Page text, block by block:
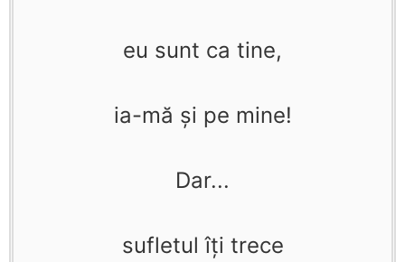
eu sunt ca tine,
ia-mă şi pe mine!
Dar...
sufletul îţi trece